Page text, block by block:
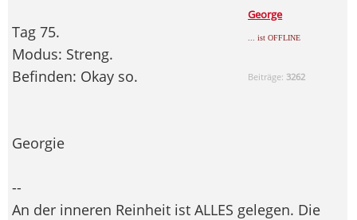
George
... ist OFFLINE
Beiträge: 3262
Tag 75.
Modus: Streng.
Befinden: Okay so.
Georgie
--
An der inneren Reinheit ist ALLES gelegen. Die